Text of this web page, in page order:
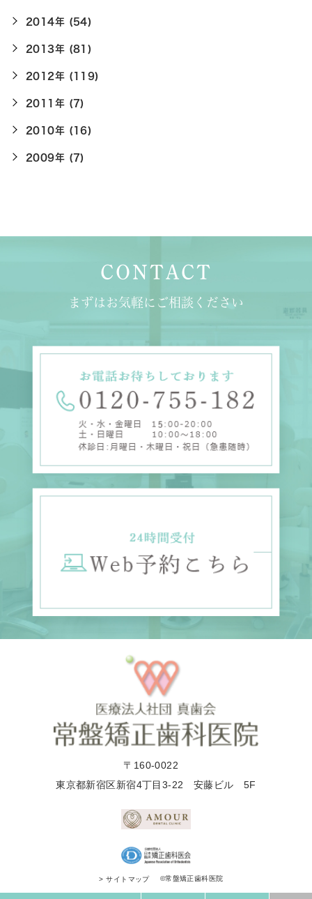
2014年 (54)
2013年 (81)
2012年 (119)
2011年 (7)
2010年 (16)
2009年 (7)
CONTACT
まずはお気軽にご相談ください
〒160-0022
東京都新宿区新宿4丁目3-22 安藤ビル 5F
> サイトマップ ©常盤矯正歯科医院